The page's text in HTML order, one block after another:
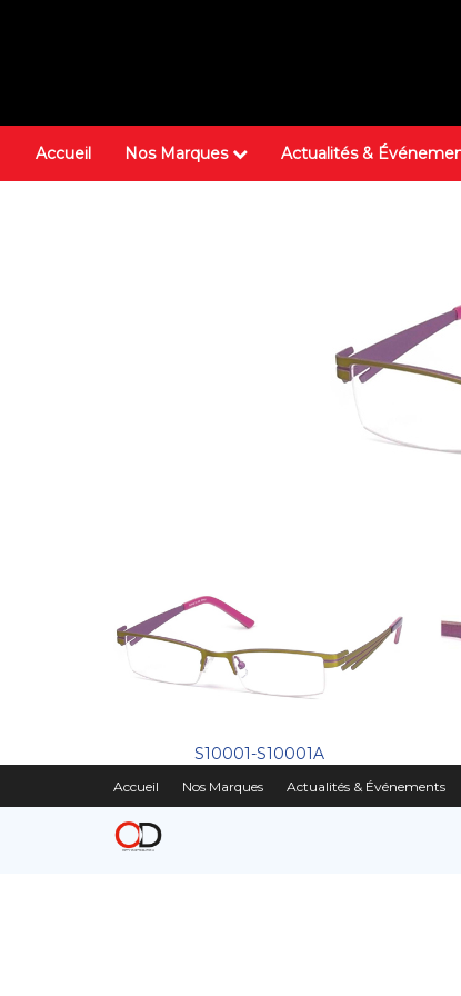
Accueil Nos Marques Actualités &
S10001-S10001A
Accueil Nos Marques Actualités & Événements